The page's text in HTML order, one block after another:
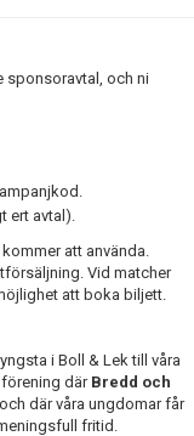
sponsoravtal, och ni
ert avtal).
att använda.
Vid matcher
att boka biljett.
i Boll & Lek till våra
förening där Bredd och
där våra ungdomar får
fritid.